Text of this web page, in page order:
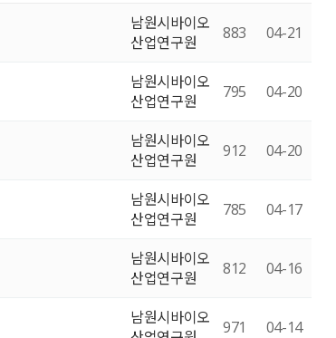
남원시바이오
산업연구원
883 04-21
남원시바이오
산업연구원
795 04-20
남원시바이오
산업연구원
912 04-20
남원시바이오
산업연구원
785 04-17
남원시바이오
산업연구원
812 04-16
남원시바이오
971 04-14